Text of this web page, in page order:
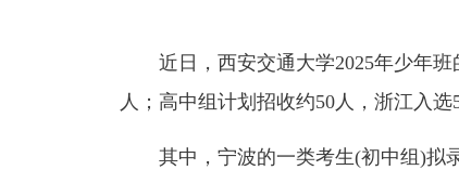
近日，西安交通大学2025年少年
人；高中组计划招收约50人，浙江入
其中，宁波的一类考生(初中组)拟